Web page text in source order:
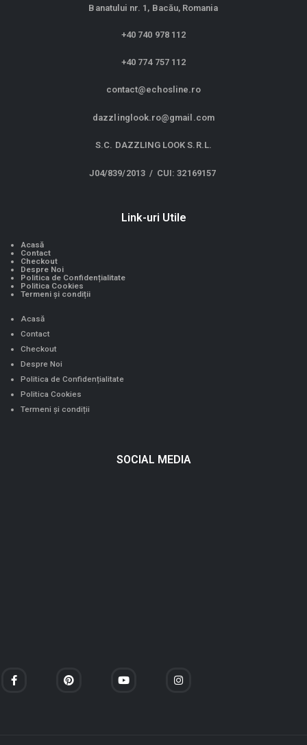
Banatului nr. 1, Bacău, Romania
+40 740 978 112
+40 774 757 112
contact@echosline.ro
dazzlinglook.ro@gmail.com
S.C. DAZZLING LOOK S.R.L.
J04/839/2013 / CUI: 32169157
Link-uri Utile
Acasă
Contact
Checkout
Despre Noi
Politica de Confidențialitate
Politica Cookies
Termeni și condiții
Acasă
Contact
Checkout
Despre Noi
Politica de Confidențialitate
Politica Cookies
Termeni și condiții
SOCIAL MEDIA